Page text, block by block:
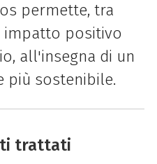
permette, tra
impatto positivo
all'insegna di un
più sostenibile.
trattati